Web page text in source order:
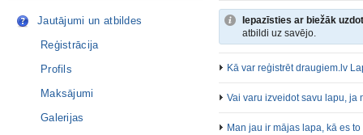
Jautājumi un atbildes
Reģistrācija
Profils
Maksājumi
Galerijas
Iepazīsties ar biežāk
atbildi uz savējo.
Kā var reģistrēt draugiem.lv
Vai varu izveidot savu lapu, ja
Man jau ir mājas lapa, kā es